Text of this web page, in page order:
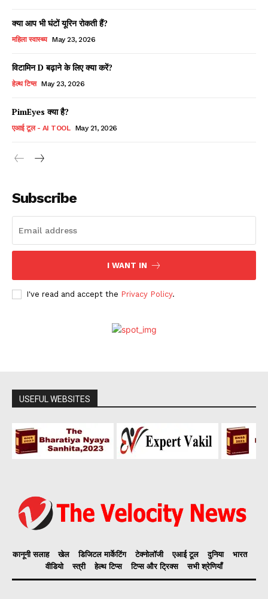
क्या आप भी घंटों यूरिन रोकती हैं?
महिला स्वास्थ्य May 23, 2026
विटामिन D बढ़ाने के लिए क्या करें?
हेल्थ टिप्स May 23, 2026
PimEyes क्या है?
एआई टूल - AI TOOL May 21, 2026
Subscribe
I WANT IN
I've read and accept the Privacy Policy.
USEFUL WEBSITES
कानूनी सलाह खेल डिजिटल मार्केटिंग टेक्नोलॉजी एआई टूल दुनिया
भारत
वीडियो
स्त्री हेल्थ टिप्स टिप्स और ट्रिक्स सभी श्रेणियाँ